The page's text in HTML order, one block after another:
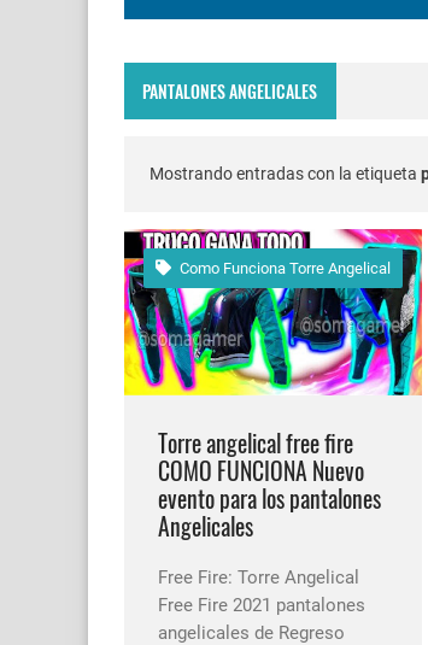
Cómo
Cómo
PANTALONES ANGELICALES
Mostrando entradas con la etiqueta
Como Funciona Torre Angelical
Torre angelical free fire
COMO FUNCIONA Nuevo
evento para los pantalones
Angelicales
Free Fire: Torre Angelical
Free Fire 2021 pantalones
angelicales de Regreso